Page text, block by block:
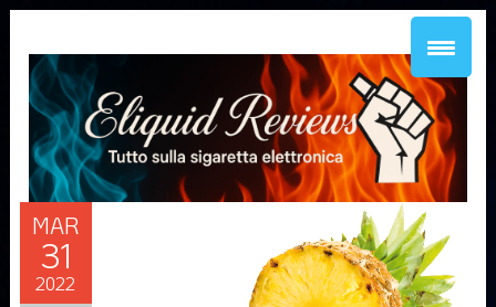
MAR
31
2022